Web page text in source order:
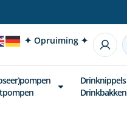
✦ Opruiming ✦
Drinknippels
Drinkbakken